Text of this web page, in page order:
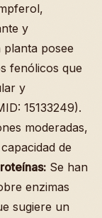
y
planta posee
fenólicos que
y
15133249).
moderadas,
de
Se han
enzimas
sugiere un